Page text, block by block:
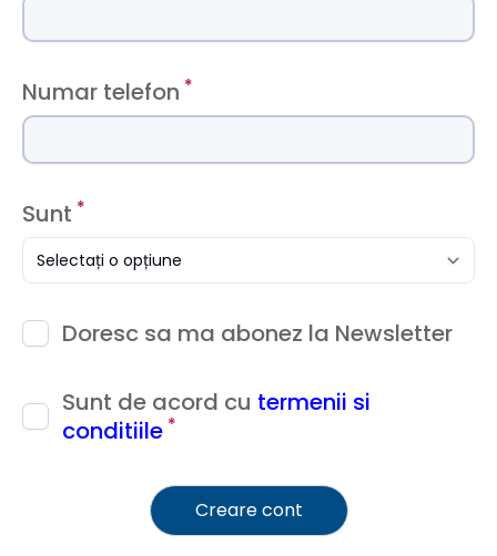
Numar telefon *
Sunt *
Selectați o opțiune
Doresc sa ma abonez la Newsletter
Sunt de acord cu termenii si
conditiile *
Creare cont